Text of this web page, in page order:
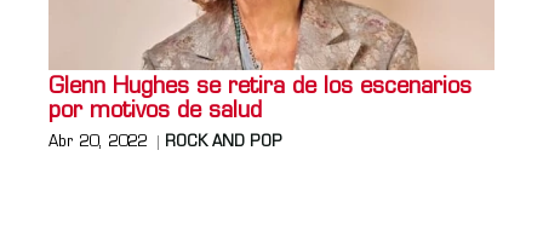
Glenn Hughes se retira de los escenarios
por motivos de salud
Abr 20, 2022 ROCK AND POP